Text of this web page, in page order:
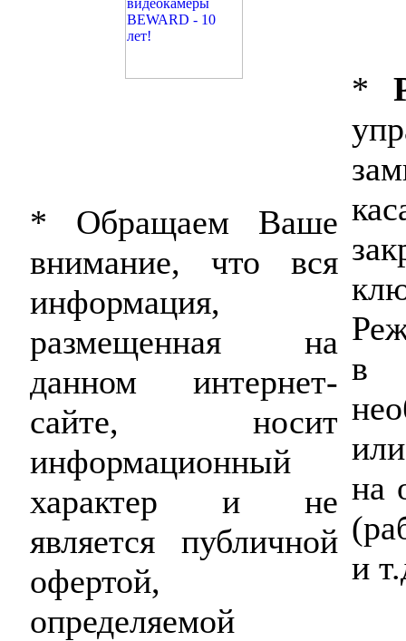
* Обращаем Ваше
внимание, что вся
информация,
размещенная на
данном интернет-
сайте, носит
информационный
характер и не
является публичной
офертой,
определяемой
*
в
на
и